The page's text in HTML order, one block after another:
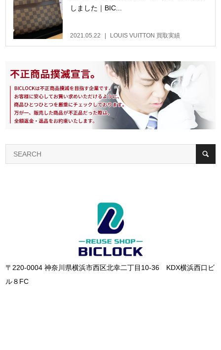
しました｜BIC...
2021.05.22 LOUIS VUITTON 買取実績
〒220-0004 神奈川県横浜市西区北幸二丁目10-36 KDX横浜西口ビ
ル８FC